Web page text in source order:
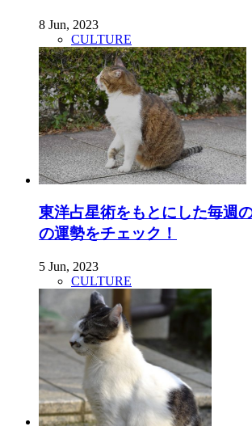
8 Jun, 2023
CULTURE
東洋占星術をもとにした毎週
の運勢をチェック！
5 Jun, 2023
CULTURE